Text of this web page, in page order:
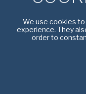
We use cookies
experience. They
order to